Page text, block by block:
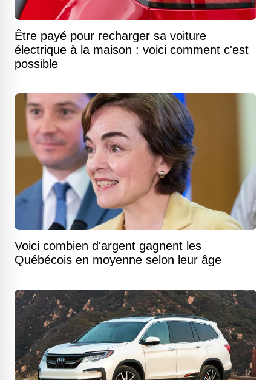
Être payé pour recharger sa voiture
électrique à la maison : voici comment c'est
possible
Voici combien d'argent gagnent les
Québécois en moyenne selon leur âge